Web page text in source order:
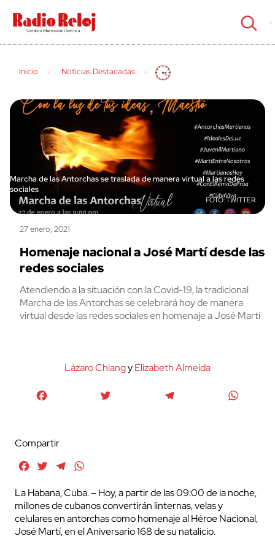
cerrar
Inicio Noticias Destacadas
Marcha de las Antorchas se traslada de manera virtual a las redes
sociales
TWITTER
27 enero, 2021
Homenaje nacional a José Martí desde las
redes sociales
Atendiendo a la situación con la Covid-19, la tradicional
Marcha de las Antorchas se celebrará hoy de manera
virtual desde las redes sociales en homenaje a José Martí
Lázaro ChiangyElizabeth Almeida
Compartir
FacebookTwitterTelegram
La Habana, Cuba. – Hoy, a partir de las 09:00 de la noche,
millones de cubanos convertirán linternas, velas y
celulares en antorchas como homenaje al Héroe Nacional,
José Martí, en el Aniversario 168 de su natalicio.